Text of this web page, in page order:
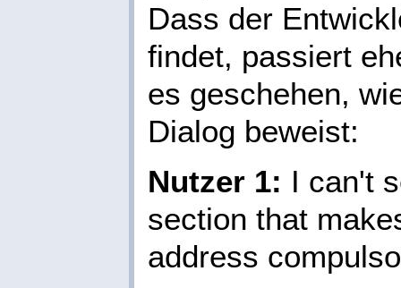
Dass der
findet, passiert
es geschehen,
Dialog beweist:
Nutzer 1: I can't
section that
address